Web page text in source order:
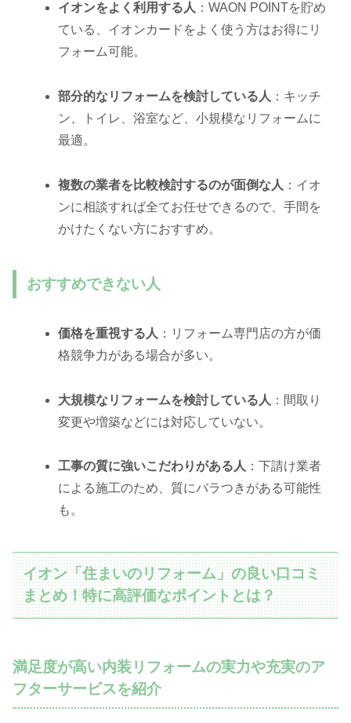
イオンをよく利用する人 ：WAON POINTを貯め
ている、イオンカードをよく使う方はお得にリ
フォーム可能。
部分的なリフォームを検討している人 ：キッチ
ン、トイレ、浴室など、小規模なリフォームに
最適。
複数の業者を比較検討するのが面倒な人 ：イオ
ンに相談すれば全てお任せできるので、手間を
かけたくない方におすすめ。
おすすめできない人
価格を重視する人 ：リフォーム専門店の方が価
格競争力がある場合が多い。
大規模なリフォームを検討している人 ：間取り
変更や増築などには対応していない。
工事の質に強いこだわりがある人 ：下請け業者
による施工のため、質にバラつきがある可能性
も。
イオン「住まいのリフォーム」の良い口コミ
まとめ！特に高評価なポイントとは？
満足度が高い内装リフォームの実力や充実のア
フターサービスを紹介